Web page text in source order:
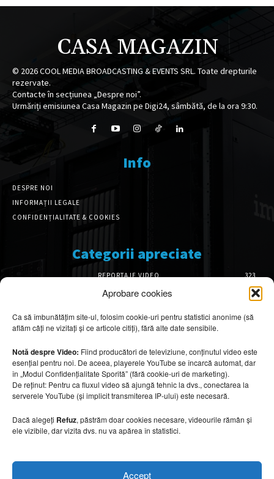
Aprobare cookies
Ca să îmbunătățim site-ul, folosim cookie-uri pentru statistici anonime (să
aflăm câți ne vizitați și ce articole citiți), fără alte date sensibile.
Notă despre Video: Fiind producători de televiziune, conținutul video este
esențial pentru noi. De aceea, playerele YouTube se încarcă automat, dar
în „Modul Confidențialitate Sporită” (fără cookie-uri de marketing).
De reținut: Pentru ca fluxul video să ajungă tehnic la dvs., conectarea la
serverele YouTube (și implicit transmiterea IP-ului) este necesară.
Dacă alegeți Refuz, păstrăm doar cookies necesare, videourile rămân și
ele vizibile, dar vizita dvs. nu va apărea în statistici.
Accept
CASA MAGAZIN
© 2026COOL MEDIA BROADCASTING & EVENTS SRL. Toate drepturile
rezervate.
Contacte în secțiunea „Despre noi”.
Urmăriți emisiunea Casa Magazin pe Digi24, sâmbătă, de la ora 9:30.
Info
DESPRE NOI
INFORMAȚII LEGALE
CONFIDENȚIALITATE & COOKIES
Categorii apreciate
REPORTAJE VIDEO
323
AMENAJĂRI INTERIOARE
127
DESIGN INTERIOR
64
ARHITECTURĂ & DESIGN
OPINII & ANALIZE
43
Articole recomandate
Băi spectaculoase inspirate din centrele spa
Mobilier rezistent la soare și temperaturi